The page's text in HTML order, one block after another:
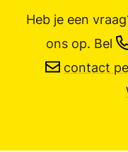
Heb je een
ons op. Bel
contact